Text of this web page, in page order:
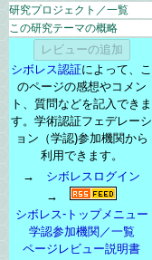
研究プロジェクト／一覧
この研究テーマの概略
シボレス認証によって、こ
のページの感想やコメン
ト、質問などを記入できま
す。学術認証フェデレーシ
ョン（学認)参加機関から
利用できます。
→ シボレスログイン
→
シボレス-トップメニュー
学認参加機関／一覧
ページレビュー説明書